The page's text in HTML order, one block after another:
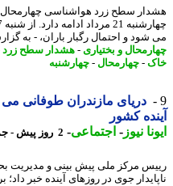
سطح زرد هواشناسی چهارمحال و
و احتمال رگبار باران، - به گزارش
و بختیاری- هشدار سطح زرد-
-چهارمحال-چهارشنبه
دریای مازندران طوفانی می
کشور
نیوز-اجتماعی-2 روز پیش - جمعه 16 مرداد 1405، 11:06
مرکز ملی پیش بینی و مدیریت
جوی در روزهای آینده خبر داد؛